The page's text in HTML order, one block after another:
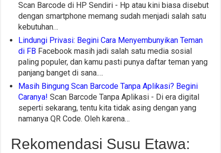
Scan Barcode di HP Sendiri - Hp atau kini biasa disebut
dengan smartphone memang sudah menjadi salah satu
kebutuhan…
Lindungi Privasi: Begini Cara Menyembunyikan Teman
di FB Facebook masih jadi salah satu media sosial
paling populer, dan kamu pasti punya daftar teman yang
panjang banget di sana.…
Masih Bingung Scan Barcode Tanpa Aplikasi? Begini
Caranya! Scan Barcode Tanpa Aplikasi - Di era digital
seperti sekarang, tentu kita tidak asing dengan yang
namanya QR Code. Oleh karena…
Rekomendasi Susu Etawa: